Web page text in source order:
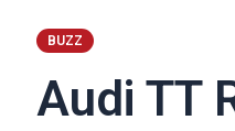
BUZZ
Audi TT